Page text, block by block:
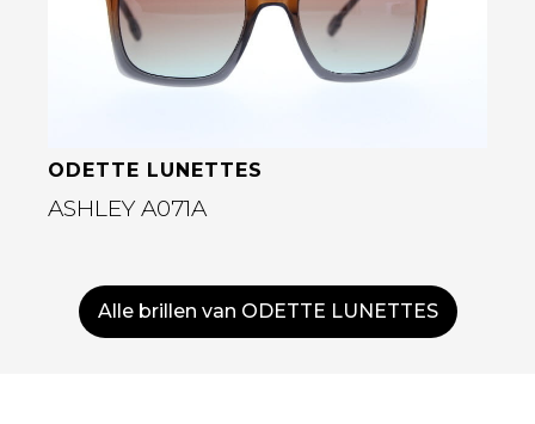
ODETTE LUNETTES
ASHLEY A071A
Alle brillen van ODETTE LUNETTES